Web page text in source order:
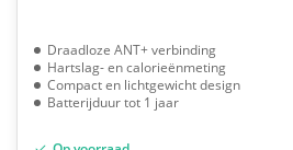
Draadloze ANT+ verbinding
Hartslag- en calorieënmeting
Compact en lichtgewicht design
Batterijduur tot 1 jaar